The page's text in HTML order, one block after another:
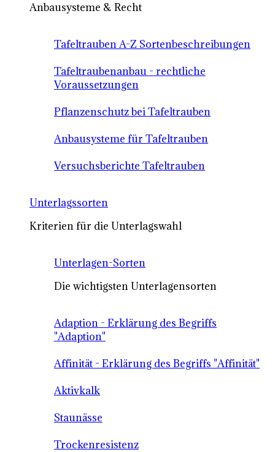
Anbausysteme & Recht
Tafeltrauben A-Z Sortenbeschreibungen
Tafeltraubenanbau - rechtliche
Voraussetzungen
Pflanzenschutz bei Tafeltrauben
Anbausysteme für Tafeltrauben
Versuchsberichte Tafeltrauben
Unterlagssorten
Kriterien für die Unterlagswahl
Unterlagen-Sorten
Die wichtigsten Unterlagensorten
Adaption - Erklärung des Begriffs
"Adaption"
Affinität - Erklärung des Begriffs "Affinität"
Aktivkalk
Staunässe
Trockenresistenz